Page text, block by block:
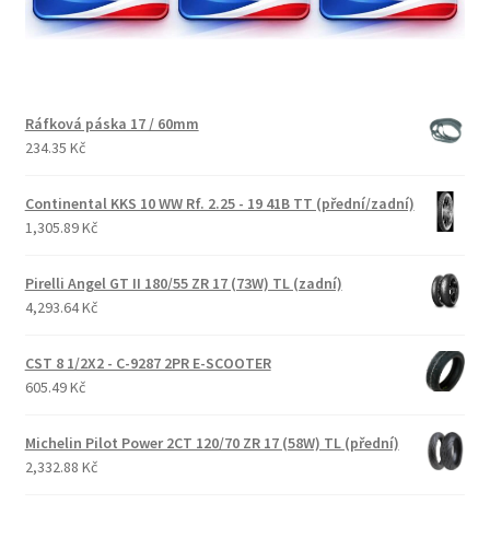
Ráfková páska 17 / 60mm
234.35 Kč
Continental KKS 10 WW Rf. 2.25 - 19 41B TT (přední/zadní)
1,305.89 Kč
Pirelli Angel GT II 180/55 ZR 17 (73W) TL (zadní)
4,293.64 Kč
CST 8 1/2X2 - C-9287 2PR E-SCOOTER
605.49 Kč
Michelin Pilot Power 2CT 120/70 ZR 17 (58W) TL (přední)
2,332.88 Kč